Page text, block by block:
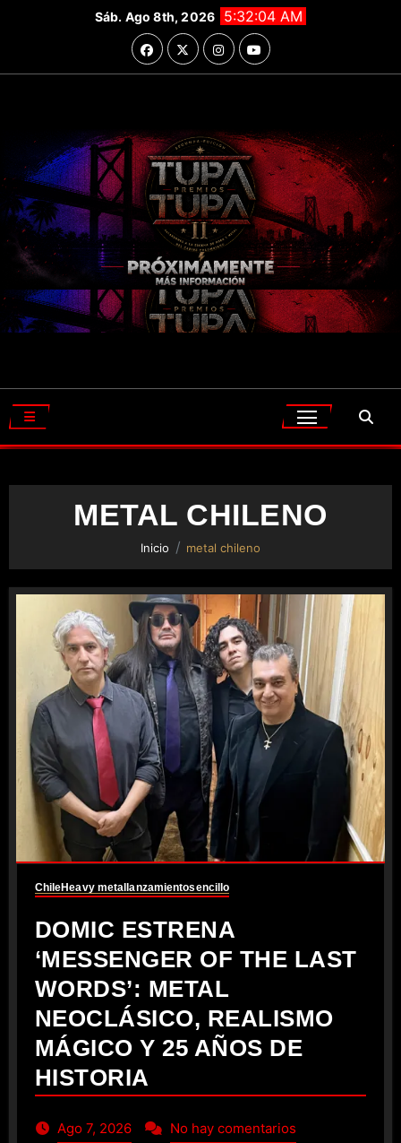
Sáb. Ago 8th, 2026 5:32:07 AM
METAL CHILENO
Inicio metal chileno
ChileHeavy metallanzamientosencillo
DOMIC ESTRENA
‘MESSENGER OF THE LAST
WORDS’: METAL
NEOCLÁSICO, REALISMO
MÁGICO Y 25 AÑOS DE
HISTORIA
Ago 7, 2026 No hay comentarios